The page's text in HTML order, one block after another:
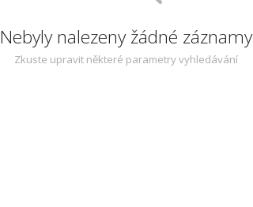
Nebyly nalezeny žádné záznamy
Zkuste upravit některé parametry vyhledávání